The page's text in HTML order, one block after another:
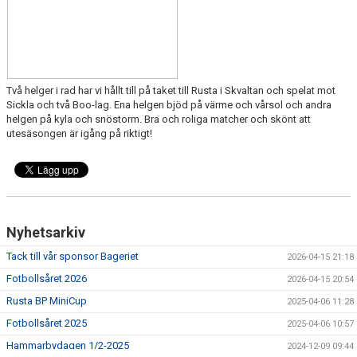
Två helger i rad har vi hållt till på taket till Rusta i Skvaltan och spelat mot
Sickla och två Boo-lag. Ena helgen bjöd på värme och vårsol och andra
helgen på kyla och snöstorm. Bra och roliga matcher och skönt att
utesäsongen är igång på riktigt!
Nyhetsarkiv
Tack till vår sponsor Bageriet 2026-04-15 21:18
Fotbollsåret 2026 2026-04-15 20:54
Rusta BP MiniCup 2025-04-06 11:28
Fotbollsåret 2025 2025-04-06 10:57
Hammarbydagen 1/2-2025 2024-12-09 09:44